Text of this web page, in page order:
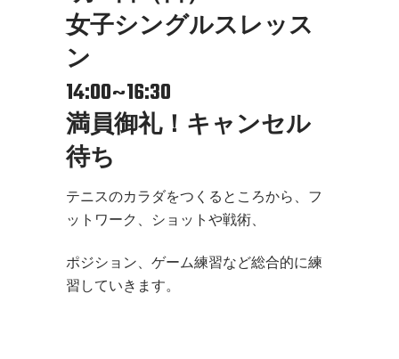
女子シングルスレッス
ン
14:00~16:30
満員御礼！キャンセル
待ち
テニスのカラダをつくるところから、フ
ットワーク、ショットや戦術、
ポジション、ゲーム練習など総合的に練
習していきます。